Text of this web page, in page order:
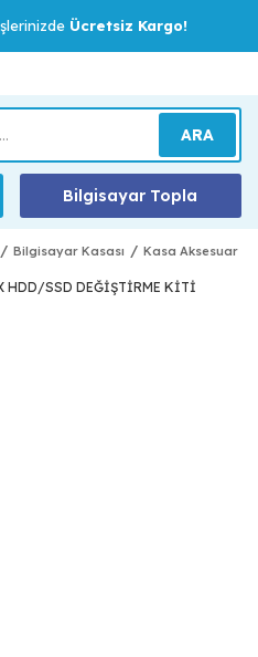
Ücretsiz Kargo!
ARA
Bilgisayar Topla
Bilgisayar Kasası Kasa Aksesuar